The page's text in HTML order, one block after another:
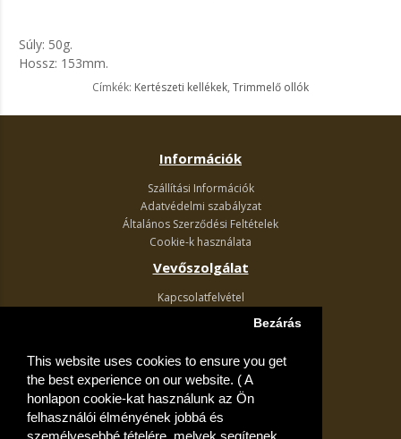
This website uses cookies to ensure you get
the best experience on our website. ( A
honlapon cookie-kat használunk az Ön
felhasználói élményének jobbá és
Bezárás
Súly: 50g.
Hossz: 153mm.
Címkék: Kertészeti kellékek, Trimmelő ollók
Információk
Szállítási Információk
Adatvédelmi szabályzat
Általános Szerződési Feltételek
Cookie-k használata
Vevőszolgálat
Kapcsolatfelvétel
Akciós ajánlatok
Fiók
Kívánságlista